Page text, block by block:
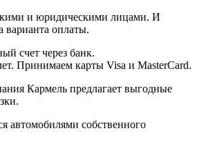
и юридическими лицами. И
варианта оплаты.
счет через банк.
Принимаем карты Visa и MasterCard.
Кармель предлагает выгодные
автомобилями собственного